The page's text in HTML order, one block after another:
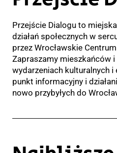
Przejście Dialogu to
działań społecznych w
przez Wrocławskie
Zapraszamy mieszkańców
wydarzeniach kulturalnych
punkt informacyjny i
nowo przybyłych do